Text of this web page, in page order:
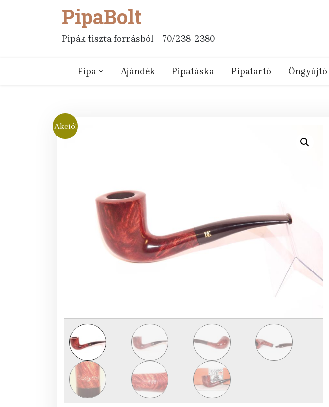
PipaBolt
Pipák tiszta forrásból – 70/238-2380
Pipa Ajándék Pipatáska Pipatartó Öngyújtó
Akció!